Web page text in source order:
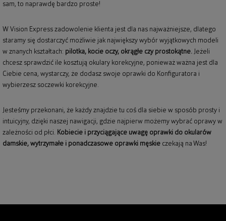
sam, to naprawdę bardzo proste!
W Vision Express zadowolenie klienta jest dla nas najważniejsze, dlatego
staramy się dostarczyć możliwie jak największy wybór wyjątkowych modeli
w znanych kształtach: pilotka, kocie oczy, okrągłe czy prostokątne. Jeżeli
chcesz sprawdzić ile kosztują okulary korekcyjne, ponieważ ważna jest dla
Ciebie cena, wystarczy, że dodasz swoje oprawki do Konfiguratora i
wybierzesz soczewki korekcyjne.
Jesteśmy przekonani, że każdy znajdzie tu coś dla siebie w sposób prosty i
intuicyjny, dzięki naszej nawigacji, gdzie najpierw możemy wybrać oprawy w
zależności od płci. Kobiecie i przyciągające uwagę oprawki do okularów
damskie, wytrzymałe i ponadczasowe oprawki męskie czekają na Was!